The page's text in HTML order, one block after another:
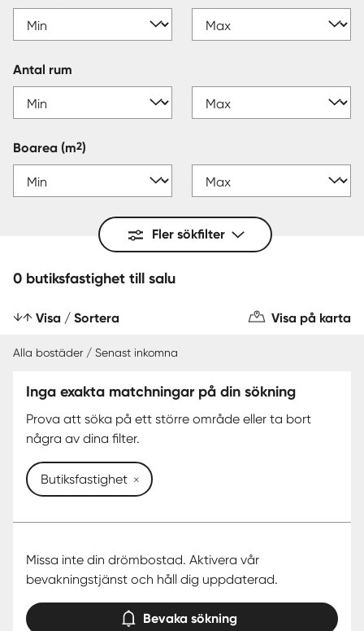
Antal rum
Boarea (m2)
Fler sökfilter
0 butiksfastighet till salu
Visa / Sortera Visa på karta
Alla bostäder / Senast inkomna
Inga exakta matchningar på din sökning
Prova att söka på ett större område eller ta bort
några av dina filter.
Butiksfastighet
Missa inte din drömbostad. Aktivera vår
bevakningstjänst och håll dig uppdaterad.
Bevaka sökning